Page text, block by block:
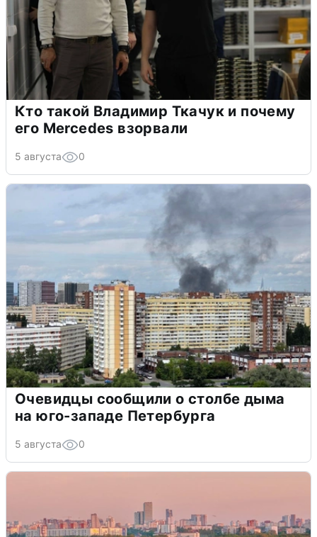
Кто такой Владимир Ткачук и почему
его Mercedes взорвали
5 августа 0
Очевидцы сообщили о столбе дыма
на юго-западе Петербурга
5 августа 0